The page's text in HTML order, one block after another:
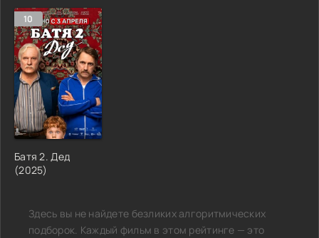
10
Батя 2. Дед
(2025)
Здесь вы не найдете безликих алгоритмических
подборок. Каждый фильм в этом рейтинге — это